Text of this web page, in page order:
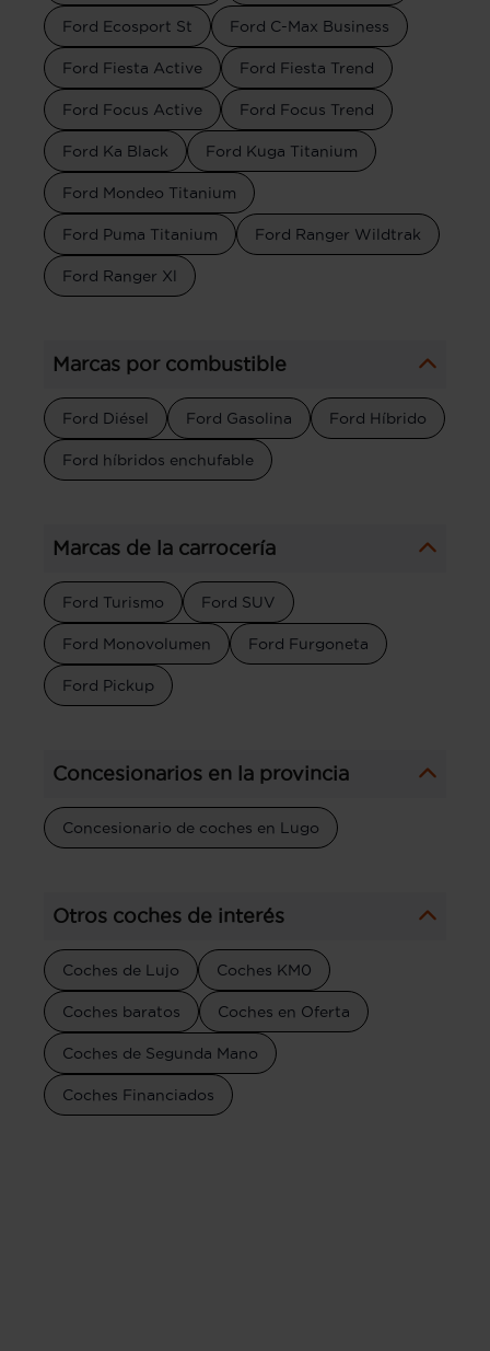
Ford Ecosport St Ford C-Max Business
Ford Fiesta Active Ford Fiesta Trend
Ford Focus Active Ford Focus Trend
Ford Ka Black Ford Kuga Titanium
Ford Mondeo Titanium
Ford Puma Titanium Ford Ranger Wildtrak
Ford Ranger Xl
Marcas por combustible
Ford Diésel Ford Gasolina Ford Híbrido
Ford híbridos enchufable
Marcas de la carrocería
Ford Turismo Ford SUV
Ford Monovolumen Ford Furgoneta
Ford Pickup
Concesionarios en la provincia
Concesionario de coches en Lugo
Otros coches de interés
Coches de Lujo Coches KM0
Coches baratos Coches en Oferta
Coches de Segunda Mano
Coches Financiados